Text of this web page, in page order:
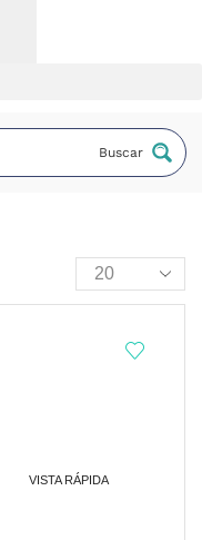
Buscar
VISTA RÁPIDA